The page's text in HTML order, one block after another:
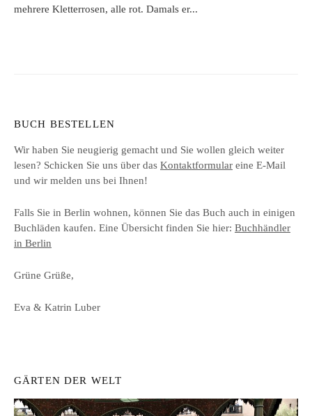
mehrere Kletterrosen, alle rot. Damals er...
BUCH BESTELLEN
Wir haben Sie neugierig gemacht und Sie wollen gleich weiter
lesen? Schicken Sie uns über das Kontaktformular eine E-Mail
und wir melden uns bei Ihnen!
Falls Sie in Berlin wohnen, können Sie das Buch auch in einigen
Buchläden kaufen. Eine Übersicht finden Sie hier: Buchhändler
in Berlin
Grüne Grüße,
Eva & Katrin Luber
GÄRTEN DER WELT